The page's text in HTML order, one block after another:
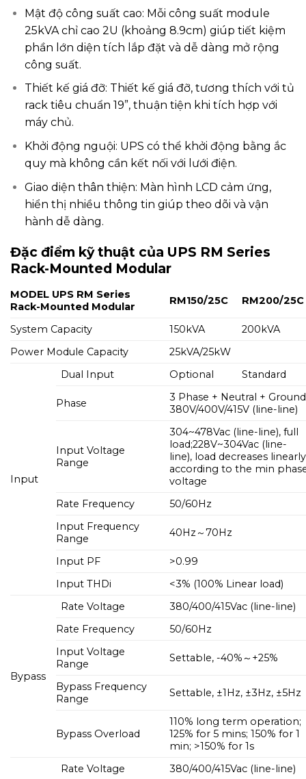
Mật độ công suất cao: Mỗi công suất module
25kVA chỉ cao 2U (khoảng 8.9cm) giúp tiết kiệm
phần lớn diện tích lắp đặt và dễ dàng mở rộng
công suất.
Thiết kế giá đỡ: Thiết kế giá đỡ, tương thích với tủ
rack tiêu chuẩn 19”, thuận tiện khi tích hợp với
máy chủ.
Khởi động nguội: UPS có thể khởi động bằng ắc
quy mà không cần kết nối với lưới điện.
Giao diện thân thiện: Màn hình LCD cảm ứng,
hiển thị nhiều thông tin giúp theo dõi và vận
hành dễ dàng.
Đặc điểm kỹ thuật của UPS RM Series
Rack-Mounted Modular
MODEL UPS RM Series
Rack-Mounted Modular
RM150/25C RM200/25C
System Capacity 150kVA
200kVA
Power Module Capacity
25kVA/25kW
Input
Dual Input Optional Standard
Phase
3 Phase + Neutral +
380V/400V/415V (line-line)
Input Voltage
Range
304~478Vac (line-line), full
load;228V~304Vac (line-
line), load decreases linearly
according to the min
voltage
Rate Frequency
50/60Hz
Input Frequency
Range
40Hz～70Hz
Input PF
>0.99
Input THDi
<3% (100% Linear load)
Bypass
Rate Voltage
380/400/415Vac (line-line)
Rate Frequency
50/60Hz
Input Voltage
Range
Settable, -40%～+25%
Bypass Frequency
Range
Settable, ±1Hz, ±3Hz, ±5Hz
Bypass Overload
110% long term operation;
125% for 5 mins; 150% for 1
min; >150% for 1s
Rate Voltage
380/400/415Vac (line-line)